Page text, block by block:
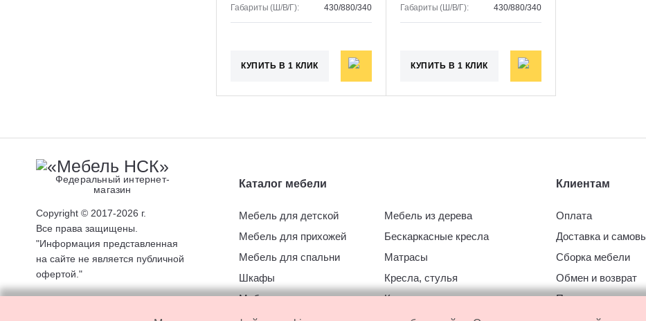
Габариты (Ш/В/Г):
430/880/340
КУПИТЬ В 1 КЛИК
Габариты (Ш/В/Г):
430/880/340
КУПИТЬ В 1 КЛИК
Федеральный интернет-
магазин
Copyright © 2017-2026 г.
Все права защищены.
"Информация представленная
на сайте не является публичной
офертой."
Каталог мебели
Мебель для детской
Мебель для прихожей
Мебель для спальни
Шкафы
Мебель для кухни
Мебель из дерева
Бескаркасные кресла
Матрасы
Кресла, стулья
Кровати
Клиентам
Оплата
Доставка и
Сборка мебели
Обмен и возврат
Пользовательское